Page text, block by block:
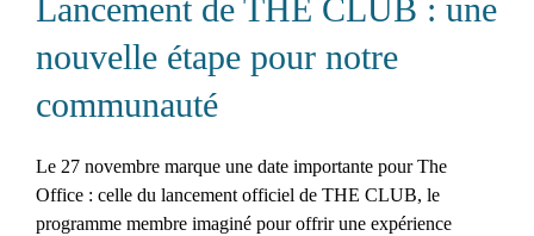
Lancement de THE CLUB : une
nouvelle étape pour notre
communauté
Le 27 novembre marque une date importante pour The
Office : celle du lancement officiel de THE CLUB, le
programme membre imaginé pour offrir une expérience